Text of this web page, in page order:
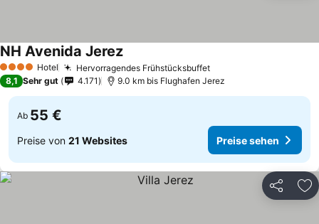
4 Sterne Hotel Hervorragendes Frühstücksbuffet
NH Avenida Jerez
8,1 Sehr gut 4.171 9.0 km bis Flughafen Jerez
Ab 55 €
Preise von 21 Websites Preise sehen
Teilen